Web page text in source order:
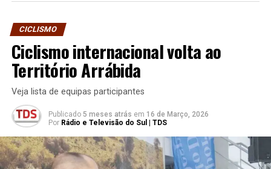
CICLISMO
Ciclismo internacional volta ao
Território Arrábida
Veja lista de equipas participantes
Publicado 5 meses atrás em 16 de Março, 2026
Por Rádio e Televisão do Sul | TDS